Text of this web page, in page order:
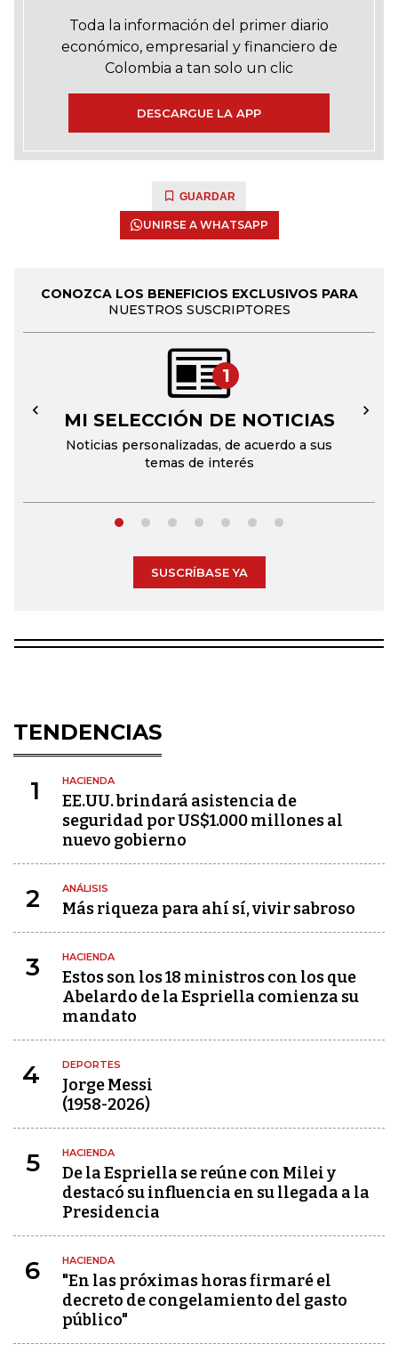
Toda la información del primer diario
económico, empresarial y financiero de
Colombia a tan solo un clic
DESCARGUE LA APP
GUARDAR
UNIRSE A WHATSAPP
CONOZCA LOS BENEFICIOS EXCLUSIVOS PARA
NUESTROS SUSCRIPTORES
1
MI SELECCIÓN DE NOTICIAS
Noticias personalizadas, de acuerdo a sus
temas de interés
← →
SUSCRÍBASE YA
TENDENCIAS
1 HACIENDA
EE.UU. brindará asistencia de
seguridad por US$1.000 millones al
nuevo gobierno
2 ANÁLISIS
Más riqueza para ahí sí, vivir sabroso
3 HACIENDA
Estos son los 18 ministros con los que
Abelardo de la Espriella comienza su
mandato
4 DEPORTES
Jorge Messi
(1958-2026)
5 HACIENDA
De la Espriella se reúne con Milei y
destacó su influencia en su llegada a la
Presidencia
6 HACIENDA
"En las próximas horas firmaré el
decreto de congelamiento del gasto
público"